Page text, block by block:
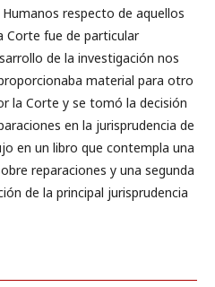
respecto de aquellos
Corte fue de particular
de la investigación nos
material para otro
la Corte y se tomó la decisión
en la jurisprudencia de
en un libro que contempla una
reparaciones y una segunda
de la principal jurisprudencia